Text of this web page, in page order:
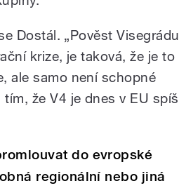
Dostál. „Pověst Visegrádu
krize, je taková, že je to
ale samo není schopné
že V4 je dnes v EU spíš
do evropské
regionální nebo jiná